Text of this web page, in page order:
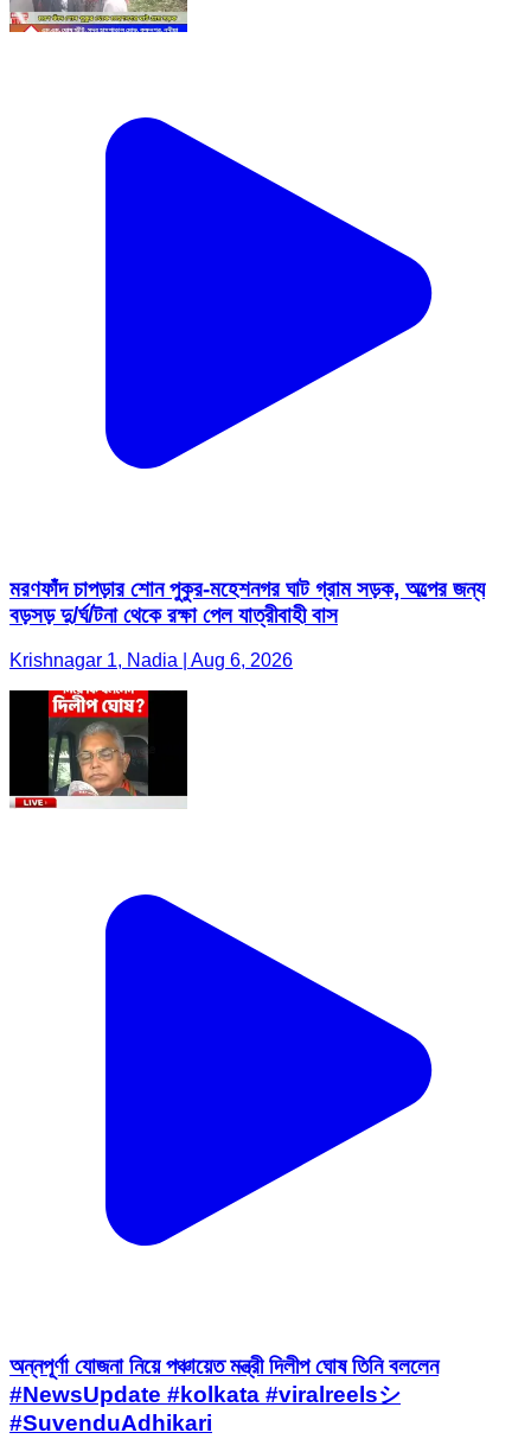
মরণফাঁদ চাপড়ার শোন পুকুর-মহেশনগর ঘাট গ্রাম সড়ক, অল্পের জন্য
বড়সড় দু/র্ঘ/টনা থেকে রক্ষা পেল যাত্রীবাহী বাস
Krishnagar 1, Nadia | Aug 6, 2026
অন্নপূর্ণা যোজনা নিয়ে পঞ্চায়েত মন্ত্রী দিলীপ ঘোষ তিনি বললেন
#NewsUpdate #kolkata #viralreelsシ
#SuvenduAdhikari